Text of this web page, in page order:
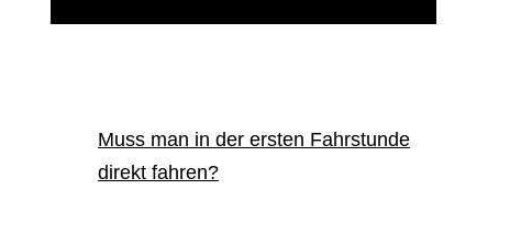
Muss man in der ersten Fahrstunde
direkt fahren?